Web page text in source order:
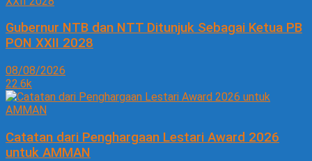
Gubernur NTB dan NTT Ditunjuk Sebagai Ketua PB
PON XXII 2028
08/08/2026
22.6k
Catatan dari Penghargaan Lestari Award 2026
untuk AMMAN